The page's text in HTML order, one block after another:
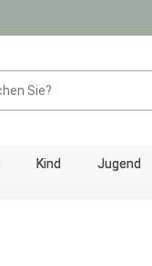
Kind Jugend